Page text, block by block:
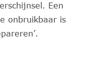
Een
onbruikbaar is